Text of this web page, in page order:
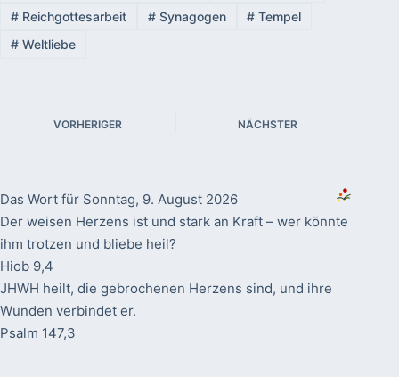
#Reichgottesarbeit #Synagogen # Tempel
#Weltliebe
VORHERIGER NÄCHSTER
Das Wort für Sonntag, 9. August 2026
Der weisen Herzens ist und stark an Kraft – wer könnte
ihm trotzen und bliebe heil?
Hiob 9,4
JHWH heilt, die gebrochenen Herzens sind, und ihre
Wunden verbindet er.
Psalm 147,3